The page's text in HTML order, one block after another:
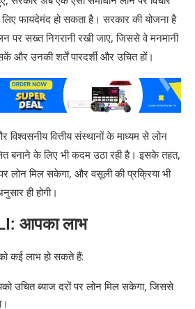
करें
जांचें
तुलना करें
आवेदन सबमिट करें
और वितरण
की जांच करें
समय ध्यान रखने योग्य बातें:
के लिए ऐप?
ऐप्स और प्लेटफार्म:
फायदेमंद हो सकता है। सरकार की योजना है
सख्त निगरानी रखी जाए, जिससे वे मनमानी
उनकी शर्तें पारदर्शी और उचित हों।
वित्तीय संस्थानों के माध्यम से लोन
बनाने के लिए भी कदम उठा रही है। इसके तहत,
लोन मिल सकेगा, और वसूली की प्रक्रिया भी
ही होगी।
आपका लाभ
कई लाभ हो सकते हैं:
उचित ब्याज दरों पर लोन मिल सकेगा, जिससे